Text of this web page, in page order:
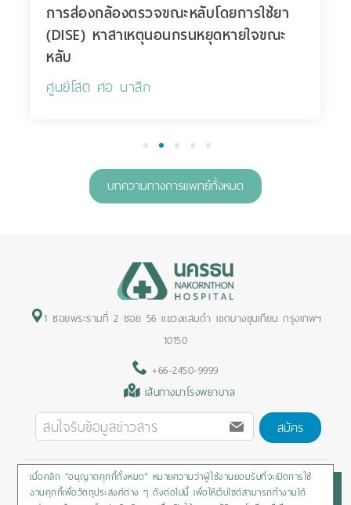
การส่องกล้องตรวจขณะหลับโดยการใช้ยา
(DISE) หาสาเหตุนอนกรนหยุดหายใจขณะ
หลับ
ศูนย์โสต ศอ นาสิก
1 2 3 4 5
บทความทางการแพทย์ทั้งหมด
1 ซอยพระรามที่ 2 ซอย 56 แขวงแสมดำ เขตบางขุนเทียน กรุงเทพฯ
10150
+66-2450-9999
เส้นทางมาโรงพยาบาล
สมัคร
Privacy Policy/Cookies Policy/Sitemap/สิทธิผู้ป่วย
เมื่อคลิก “อนุญาตคุกกี้ทั้งหมด” หมายความว่าผู้ใช้งานยอมรับที่จะเปิดการใช้
งานคุกกี้เพื่อวัตถุประสงค์ต่าง ๆ ดังต่อไปนี้ เพื่อให้เว็บไซต์สามารถทำงานได้